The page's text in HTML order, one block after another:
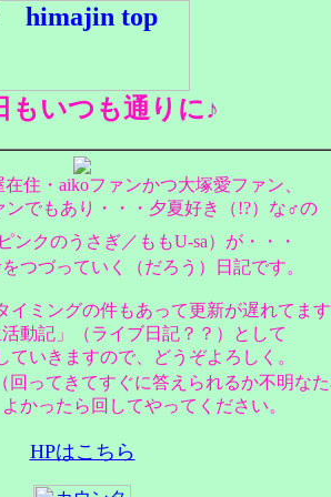
もいつも通りに♪
住・aikoファンかつ大塚愛ファン、
ンでもあり・・・夕夏好き（!?）な♂の
ピンクのうさぎ／ももU-sa）が・・・
つづっていく（だろう）日記です。
イミングの件もあって更新が遅れてま
動記」（ライブ日記？？）として
ていきますので、どうぞよろしく。
ってきてすぐに答えられるか不明な
かったら回してやってください。
HPはこちら